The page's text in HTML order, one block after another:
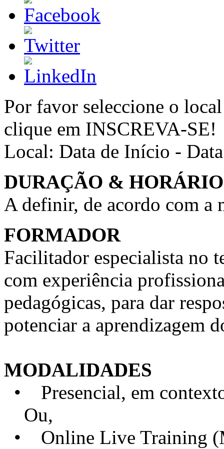
Por favor seleccione o
clique em INSCREVA-SE!
Local: Data de Início -
DURAÇÃO & HORÁRIO
A definir, de acordo com a
FORMADOR
Facilitador especialista no
com experiência
pedagógicas, para dar
potenciar a aprendizagem
MODALIDADES
• Presencial, em
Ou,
• Online Live Training